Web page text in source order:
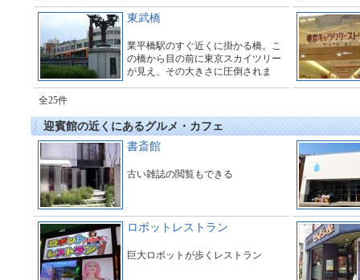
東武橋
業平橋駅のすぐ近くに掛かる橋。こ
の橋から目の前に東京スカイツリー
が見え、その大きさに圧倒されま
全25件
迎賓館の近くにあるグルメ・カフェ
書斎館
古い雑誌の閲覧もできる
ロボットレストラン
巨大ロボットが歩くレストラン